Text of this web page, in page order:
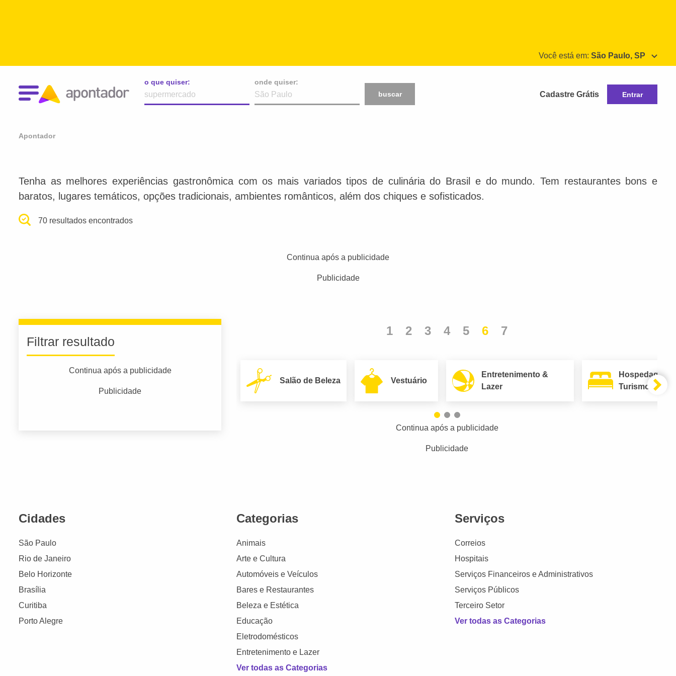
Você está em: São Paulo, SP
o que quiser:
onde quiser:
buscar
Cadastre Grátis Entrar
Apontador
Tenha as melhores experiências gastronômica com os mais variados tipos de culinária do Brasil e do mundo. Tem restaurantes bons e
baratos, lugares temáticos, opções tradicionais, ambientes românticos, além dos chiques e sofisticados.
70 resultados encontrados
Continua após a publicidade
Publicidade
Filtrar resultado
Continua após a publicidade
Publicidade
1 2 3 4 5 6 7
Salão de Beleza Vestuário
Entretenimento &
Lazer
Hospedagem
Turismo
Continua após a publicidade
Publicidade
Cidades
São Paulo
Rio de Janeiro
Belo Horizonte
Brasília
Curitiba
Porto Alegre
Categorias
Animais
Arte e Cultura
Automóveis e Veículos
Bares e Restaurantes
Beleza e Estética
Educação
Eletrodomésticos
Entretenimento e Lazer
Ver todas as Categorias
Serviços
Correios
Hospitais
Serviços Financeiros e Administrativos
Serviços Públicos
Terceiro Setor
Ver todas as Categorias